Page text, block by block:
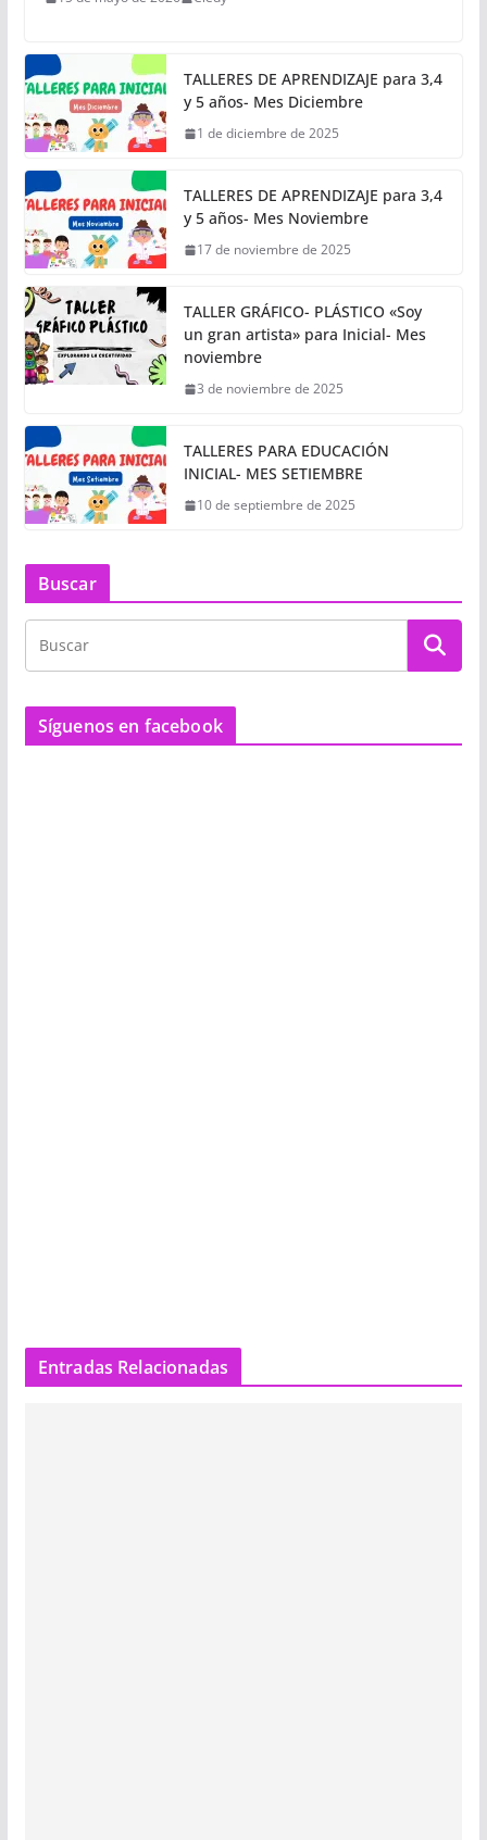
TALLERES DE APRENDIZAJE para 3,4
y 5 años- Mes Diciembre
1 de diciembre de 2025
TALLERES DE APRENDIZAJE para 3,4
y 5 años- Mes Noviembre
17 de noviembre de 2025
TALLER GRÁFICO- PLÁSTICO «Soy
un gran artista» para Inicial- Mes
noviembre
3 de noviembre de 2025
TALLERES PARA EDUCACIÓN
INICIAL- MES SETIEMBRE
10 de septiembre de 2025
Buscar
Síguenos en facebook
Entradas Relacionadas